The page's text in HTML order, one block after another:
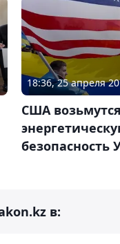
18:36, 25 апреля
США
безопасность
в: